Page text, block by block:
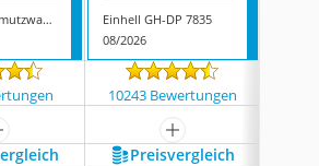
Gardena Schmutzwasser-Tauchpumpe 16000 9042-20
Einhell GH-DP 7835
08/2026
10243 Bewertungen
anzeigen
mehr anzeigen
Preis­vergleich